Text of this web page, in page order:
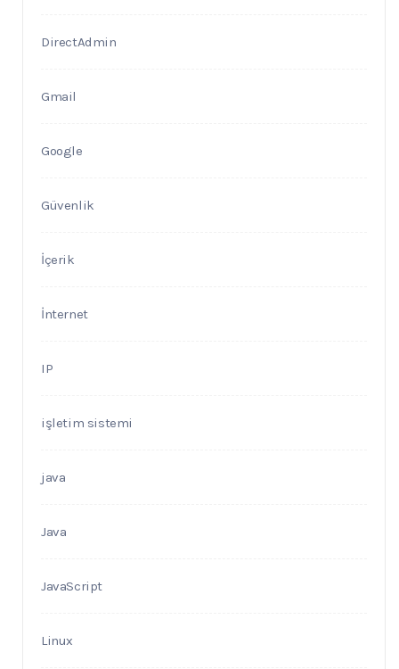
DirectAdmin
Gmail
Google
Güvenlik
İçerik
İnternet
IP
işletim sistemi
java
Java
JavaScript
Linux